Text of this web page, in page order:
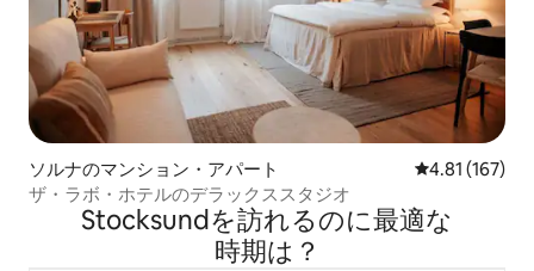
ソルナのマンション・アパート レビュー167
4.81 (167)
ザ・ラボ・ホテルのデラックススタジオ
Stocksundを訪⁠れ⁠るの⁠に最⁠適⁠な
時⁠期⁠は⁠？